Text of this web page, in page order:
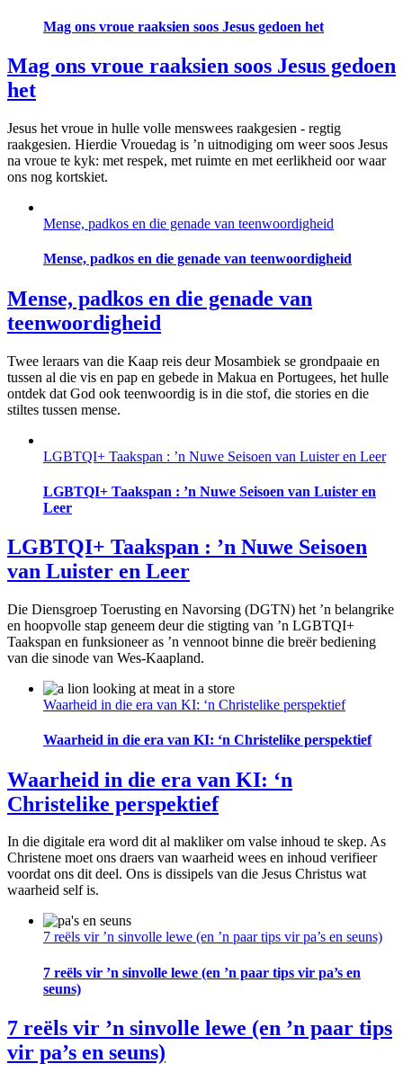
Mag ons vroue raaksien soos Jesus gedoen het
Mag ons vroue raaksien soos Jesus gedoen
het
Jesus het vroue in hulle volle menswees raakgesien - regtig
raakgesien. Hierdie Vrouedag is ’n uitnodiging om weer soos Jesus
na vroue te kyk: met respek, met ruimte en met eerlikheid oor waar
ons nog kortskiet.
Mense, padkos en die genade van teenwoordigheid
Mense, padkos en die genade van teenwoordigheid
Mense, padkos en die genade van
teenwoordigheid
Twee leraars van die Kaap reis deur Mosambiek se grondpaaie en
tussen al die vis en pap en gebede in Makua en Portugees, het hulle
ontdek dat God ook teenwoordig is in die stof, die stories en die
stiltes tussen mense.
LGBTQI+ Taakspan : ’n Nuwe Seisoen van Luister en Leer
LGBTQI+ Taakspan : ’n Nuwe Seisoen van Luister en
Leer
LGBTQI+ Taakspan : ’n Nuwe Seisoen
van Luister en Leer
Die Diensgroep Toerusting en Navorsing (DGTN) het ’n belangrike
en hoopvolle stap geneem deur die stigting van ’n LGBTQI+
Taakspan en funksioneer as ’n vennoot binne die breër bediening
van die sinode van Wes-Kaapland.
Waarheid in die era van KI: ‘n Christelike perspektief
Waarheid in die era van KI: ‘n Christelike perspektief
Waarheid in die era van KI: ‘n
Christelike perspektief
In die digitale era word dit al makliker om valse inhoud te skep. As
Christene moet ons draers van waarheid wees en inhoud verifieer
voordat ons dit deel. Ons is dissipels van die Jesus Christus wat
waarheid self is.
7 reëls vir ’n sinvolle lewe (en ’n paar tips vir pa’s en seuns)
7 reëls vir ’n sinvolle lewe (en ’n paar tips vir pa’s en
seuns)
7 reëls vir ’n sinvolle lewe (en ’n paar tips
vir pa’s en seuns)